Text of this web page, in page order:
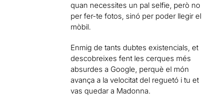
quan necessites un pal selfie, però no
per fer-te fotos, sinó per poder llegir el
mòbil.
Enmig de tants dubtes existencials, et
descobreixes fent les cerques més
absurdes a Google, perquè el món
avança a la velocitat del reguetó i tu et
vas quedar a Madonna.